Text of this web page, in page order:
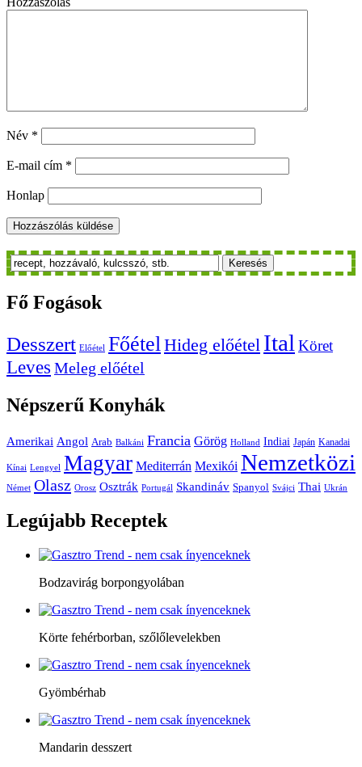
Név *
E-mail cím *
Honlap
Keresés
Fő Fogások
Desszert Előétel Főétel Hideg előétel Ital Köret
Leves Meleg előétel
Népszerű Konyhák
Amerikai Angol Arab Balkáni Francia Görög Holland Indiai Japán Kanadai
Kínai Lengyel Magyar Mediterrán Mexikói Nemzetközi
Német Olasz Orosz Osztrák Portugál Skandináv Spanyol Svájci Thai Ukrán
Legújabb Receptek
Bodzavirág borpongyolában
Körte fehérborban, szőlőlevelekben
Gyömbérhab
Mandarin desszert